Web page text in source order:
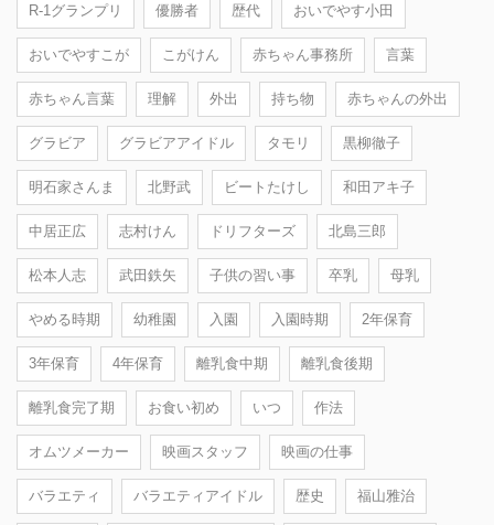
R-1グランプリ 優勝者 歴代 おいでやす小田
おいでやすこが こがけん 赤ちゃん事務所 言葉
赤ちゃん言葉 理解 外出 持ち物 赤ちゃんの外出
グラビア グラビアアイドル タモリ 黒柳徹子
明石家さんま 北野武 ビートたけし 和田アキ子
中居正広 志村けん ドリフターズ 北島三郎
松本人志 武田鉄矢 子供の習い事 卒乳 母乳
やめる時期 幼稚園 入園 入園時期 2年保育
3年保育 4年保育 離乳食中期 離乳食後期
離乳食完了期 お食い初め いつ 作法
オムツメーカー 映画スタッフ 映画の仕事
バラエティ バラエティアイドル 歴史 福山雅治